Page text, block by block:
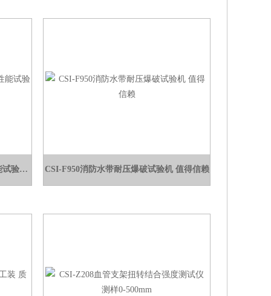
CSI-X059护目镜刺激性气体防护性能试验机 简单好用 CSI-F950消防水带耐压爆破试验机 值得信赖